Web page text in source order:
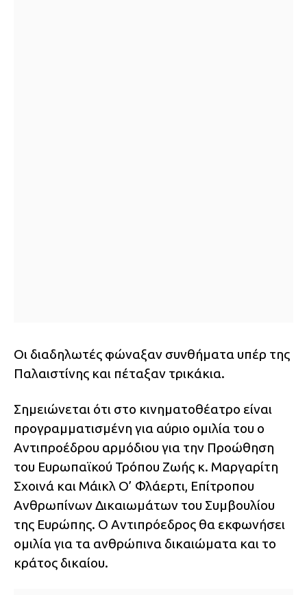
Οι διαδηλωτές φώναξαν συνθήματα υπέρ της
Παλαιστίνης και πέταξαν τρικάκια.
Σημειώνεται ότι στο κινηματοθέατρο είναι
προγραμματισμένη για αύριο ομιλία του ο
Αντιπροέδρου αρμόδιου για την Προώθηση
του Ευρωπαϊκού Τρόπου Ζωής κ. Μαργαρίτη
Σχοινά και Μάικλ Ο’ Φλάερτι, Επίτροπου
Ανθρωπίνων Δικαιωμάτων του Συμβουλίου
της Ευρώπης. Ο Αντιπρόεδρος θα εκφωνήσει
ομιλία για τα ανθρώπινα δικαιώματα και το
κράτος δικαίου.